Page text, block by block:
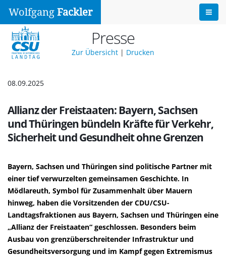
Wolfgang Fackler
Presse
Zur Übersicht | Drucken
08.09.2025
Allianz der Freistaaten: Bayern, Sachsen
und Thüringen bündeln Kräfte für Verkehr,
Sicherheit und Gesundheit ohne Grenzen
Bayern, Sachsen und Thüringen sind politische Partner mit
einer tief verwurzelten gemeinsamen Geschichte. In
Mödlareuth, Symbol für Zusammenhalt über Mauern
hinweg, haben die Vorsitzenden der CDU/CSU-
Landtagsfraktionen aus Bayern, Sachsen und Thüringen eine
Allianz der Freistaaten“ geschlossen. Besonders beim
Ausbau von grenzüberschreitender Infrastruktur und
Gesundheitsversorgung und im Kampf gegen Extremismus